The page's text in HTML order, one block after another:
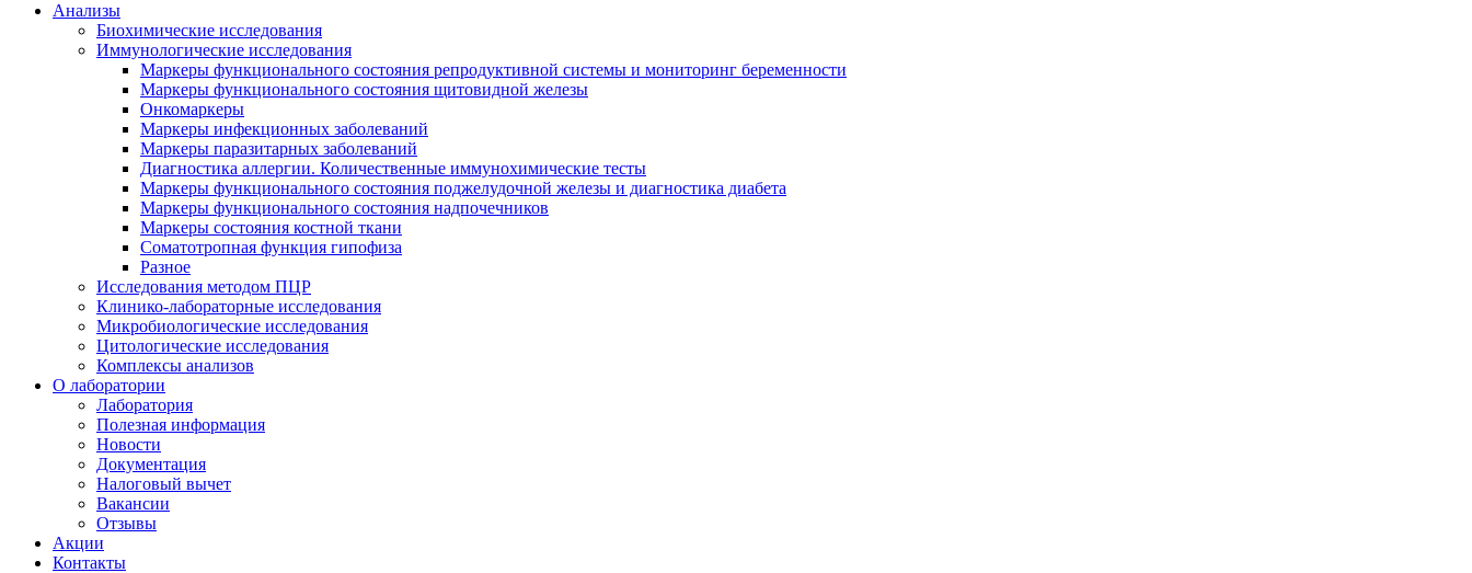
Анализы
Биохимические исследования
Иммунологические исследования
Маркеры функционального состояния репродуктивной системы и мониторинг беременности
Маркеры функционального состояния щитовидной железы
Онкомаркеры
Маркеры инфекционных заболеваний
Маркеры паразитарных заболеваний
Диагностика аллергии. Количественные иммунохимические тесты
Маркеры функционального состояния поджелудочной железы и диагностика диабета
Маркеры функционального состояния надпочечников
Маркеры состояния костной ткани
Соматотропная функция гипофиза
Разное
Исследования методом ПЦР
Клинико-лабораторные исследования
Микробиологические исследования
Цитологические исследования
Комплексы анализов
О лаборатории
Лаборатория
Полезная информация
Новости
Документация
Налоговый вычет
Вакансии
Отзывы
Акции
Контакты